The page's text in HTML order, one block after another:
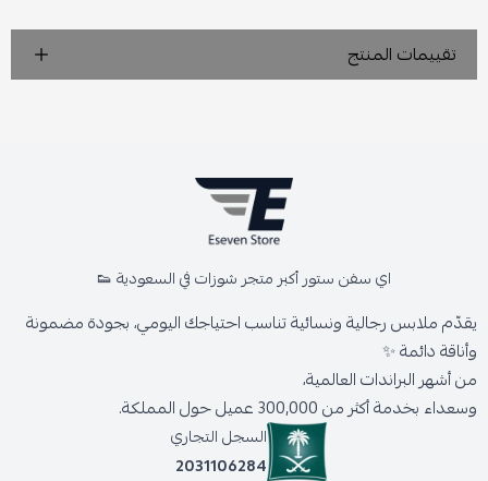
تقييمات المنتج
اي سفن ستور أكبر متجر شوزات في السعودية 👟
يقدّم ملابس رجالية ونسائية تناسب احتياجك اليومي، بجودة مضمونة
وأناقة دائمة ✨
من أشهر البراندات العالمية،
وسعداء بخدمة أكثر من 300,000 عميل حول المملكة.
السجل التجاري
2031106284